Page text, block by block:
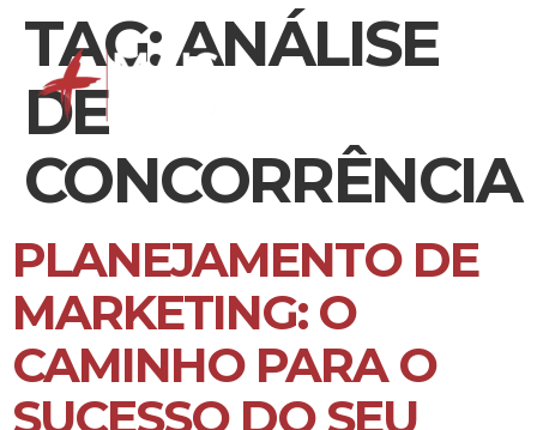
TAG:ANÁLISE
DE
CONCORRÊNCIA
PLANEJAMENTO DE
MARKETING: O
CAMINHO PARA O
SUCESSO DO SEU